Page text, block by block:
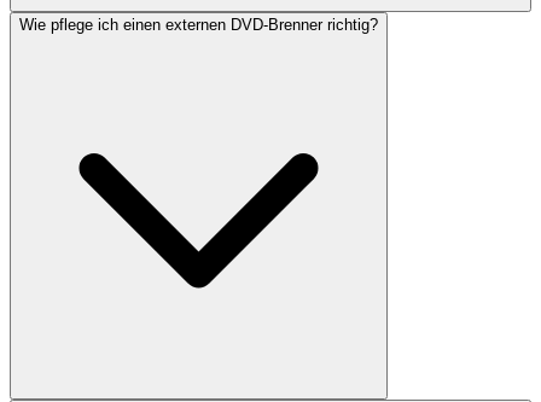
Wie pflege ich einen externen DVD-Brenner richtig?